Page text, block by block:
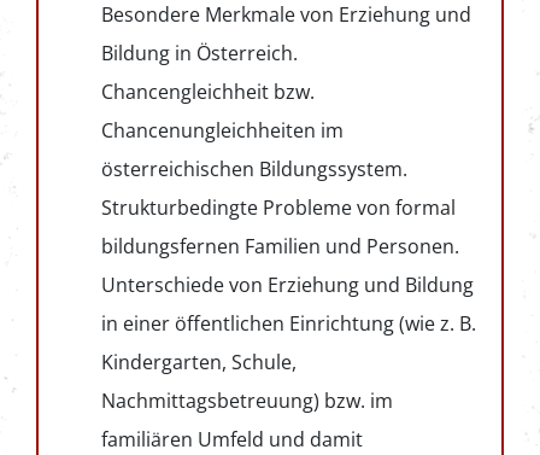
Besondere Merkmale von Erziehung und
Bildung in Österreich.
Chancengleichheit bzw.
Chancenungleichheiten im
österreichischen Bildungssystem.
Strukturbedingte Probleme von formal
bildungsfernen Familien und Personen.
Unterschiede von Erziehung und Bildung
in einer öffentlichen Einrichtung (wie z. B.
Kindergarten, Schule,
Nachmittagsbetreuung) bzw. im
familiären Umfeld und damit